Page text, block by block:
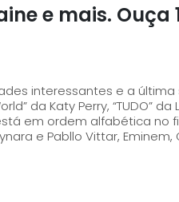
e mais. Ouça
interessantes e a
da Katy Perry, “TUDO”
e Pabllo Vittar, Eminem,